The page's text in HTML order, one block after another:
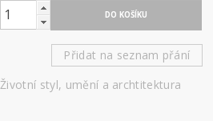
Přidat na seznam přání
Životní styl, umění a archtitektura